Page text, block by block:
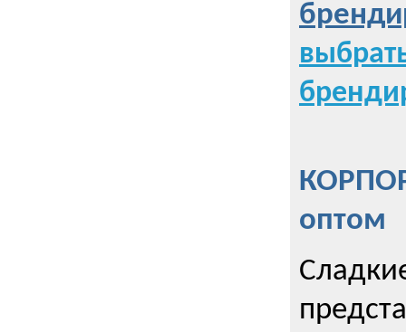
оптом